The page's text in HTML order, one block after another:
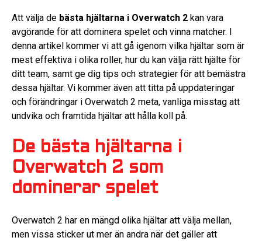
Att välja de bästa hjältarna i Overwatch 2 kan vara
avgörande för att dominera spelet och vinna matcher. I
denna artikel kommer vi att gå igenom vilka hjältar som är
mest effektiva i olika roller, hur du kan välja rätt hjälte för
ditt team, samt ge dig tips och strategier för att bemästra
dessa hjältar. Vi kommer även att titta på uppdateringar
och förändringar i Overwatch 2 meta, vanliga misstag att
undvika och framtida hjältar att hålla koll på.
De bästa hjältarna i
Overwatch 2 som
dominerar spelet
Overwatch 2 har en mängd olika hjältar att välja mellan,
men vissa sticker ut mer än andra när det gäller att